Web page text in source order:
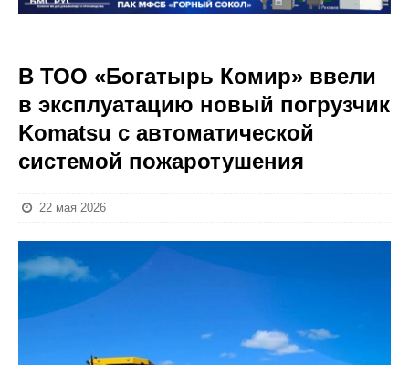
В ТОО «Богатырь Комир» ввели
в эксплуатацию новый погрузчик
Komatsu с автоматической
системой пожаротушения
22 мая 2026